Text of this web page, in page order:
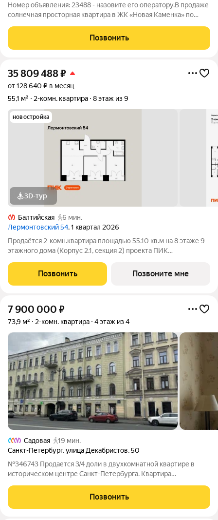
Номер объявления: 23488 - назовите его оператору.В продаже
солнечная просторная квартира в ЖК «Новая Каменка» по
этаже панельного дома 2018 года постройки. Приятный
чистый подъезд с двумя
Позвонить
35 809 488₽
от 128 640 ₽ в месяц
55,1 м²
2-комн. квартира 8 этаж из 9
новостройка
3D-тур
Балтийская
6 мин.
Лермонтовский 54, 1 квартал 2026
Продаётся 2-комн.квартира площадью 55.10 кв.м на 8 этаже 9
этажного дома (Корпус 2.1, секция 2) проекта ПИК
земли, функциональная планировка, большие окна.
«Лермонтовский 54» находится в центре
Позвонить Позвоните мне
7 900 000 ₽
73,9 м² 2-комн. квартира 4 этаж из 4
Садовая
19 мин.
Санкт-Петербург,улица Декабристов,50
№346743 Продается 3/4 доли в двухкомнатной квартире в
историческом центре Санкт-Петербурга. Квартира
районов города. О квартире: просторный коридор и кухня 20
кв.м., комнаты изoлировaнныe.
Позвонить